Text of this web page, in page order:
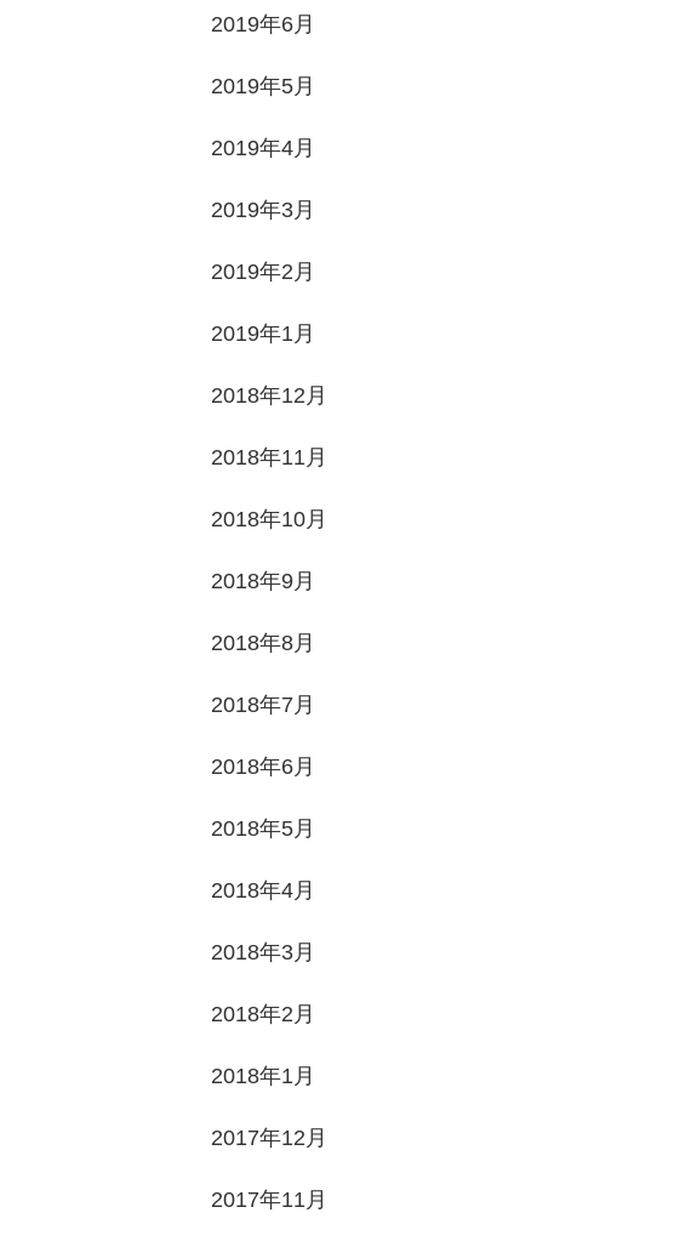
2019年6月
2019年5月
2019年4月
2019年3月
2019年2月
2019年1月
2018年12月
2018年11月
2018年10月
2018年9月
2018年8月
2018年7月
2018年6月
2018年5月
2018年4月
2018年3月
2018年2月
2018年1月
2017年12月
2017年11月